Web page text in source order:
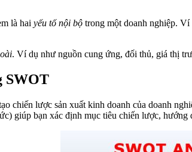
là hai yếu tố nội bộ trong một doanh nghiệp.
. Ví dụ như nguồn cung ứng, đối thủ, giá thị
SWOT
chiến lược sản xuất kinh doanh của doanh
giúp bạn xác định mục tiêu chiến lược, hướng